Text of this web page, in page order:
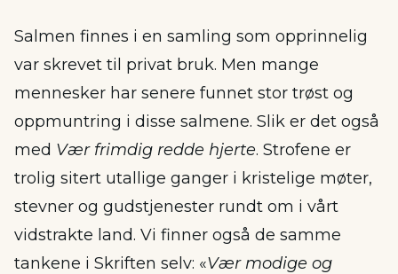
Salmen finnes i en samling som opprinnelig
var skrevet til privat bruk. Men mange
mennesker har senere funnet stor trøst og
oppmuntring i disse salmene. Slik er det også
med Vær frimdig redde hjerte. Strofene er
trolig sitert utallige ganger i kristelige møter,
stevner og gudstjenester rundt om i vårt
vidstrakte land. Vi finner også de samme
tankene i Skriften selv: «Vær modige og